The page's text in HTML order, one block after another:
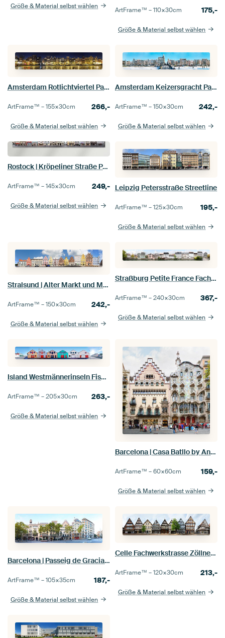
Größe & Material selbst wählen ArtFrame™ –110×30cm 175,-
Größe & Material selbst wählen
Amsterdam Rotlichtviertel Panorama
ArtFrame™ –155×30cm 266,-
Größe & Material selbst wählen
Amsterdam Keizersgracht Panorama
ArtFrame™ –150×30cm 242,-
Größe & Material selbst wählen
Rostock | Kröpeliner Straße Panorama
ArtFrame™ –145×30cm 249,-
Größe & Material selbst wählen
Leipzig Petersstraße Streetline
ArtFrame™ –125×30cm 195,-
Größe & Material selbst wählen
Stralsund | Alter Markt und Mühlenstrasse
ArtFrame™ –150×30cm 242,-
Größe & Material selbst wählen
Straßburg Petite France Fachwerk Panorama
ArtFrame™ –240×30cm 367,-
Größe & Material selbst wählen
Island Westmännerinseln Fischerhäuser Panorama
ArtFrame™ –205×30cm 263,-
Größe & Material selbst wählen
Barcelona | Casa Batllo by Antoni Gaudi
ArtFrame™ –60×60cm 159,-
Größe & Material selbst wählen
Barcelona | Passeig de Gracia Panorama
ArtFrame™ –105×35cm 187,-
Größe & Material selbst wählen
Celle Fachwerkstrasse Zöllnerstraße
ArtFrame™ –120×30cm 213,-
Größe & Material selbst wählen